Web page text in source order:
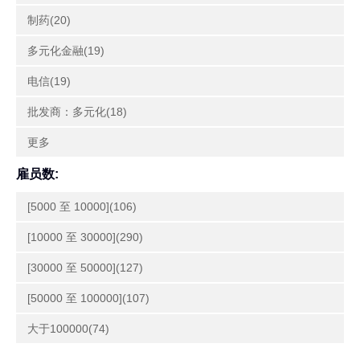
制药(20)
多元化金融(19)
电信(19)
批发商：多元化(18)
更多
雇员数:
[5000 至 10000](106)
[10000 至 30000](290)
[30000 至 50000](127)
[50000 至 100000](107)
大于100000(74)